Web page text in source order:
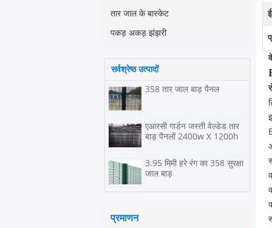
तार जाल के बास्केट
पकड़ अकड़ झंझरी
सर्वश्रेष्ठ उत्पादों
358 तार जाल बाड़ पैनल
एआरसी गार्डन जस्ती वेल्डेड तार
बाड़ पैनलों 2400w X 1200h
3.95 मिमी हरे रंग का 358 सुरक्षा
जाल बाड़
प्रमाणन